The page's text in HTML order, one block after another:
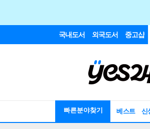
국내도서 외국도서 중고샵
빠른분야찾기 베스트 신